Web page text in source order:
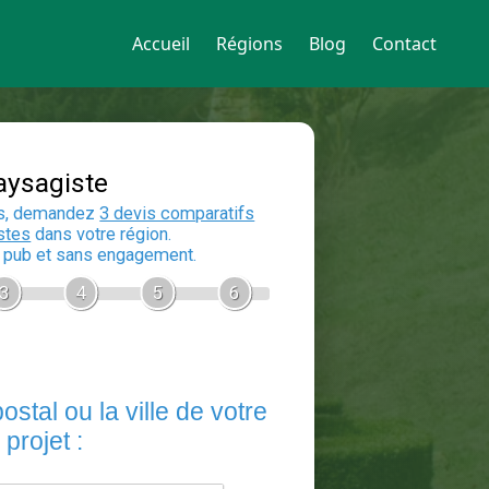
Accueil Régions Blog Contact
Devis Paysagiste
En 5 minutes, demandez
auxpaysagistesdans votre région.
Gratuit, sans pub et sans engagement.